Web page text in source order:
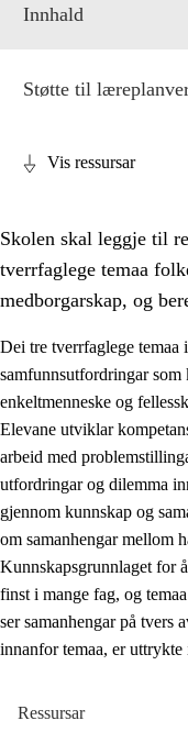
Innhald
2. Prinsipp for
Sosial læring
2.2 Kompetanse i
2.3
2.4 Å lære å lære
Tverrfaglege tema
2.5
2.5.2
Støtte til
Vis ressursar
Skolen skal leggje til
tverrfaglege temaa
medborgarskap, og
Dei tre tverrfaglege
samfunnsutfordringar som
enkeltmenneske og
Elevane utviklar
arbeid med
utfordringar og dilemma
gjennom kunnskap og
om samanhengar mellom
Kunnskapsgrunnlaget for
finst i mange fag, og
ser samanhengar på tvers
innanfor temaa, er
Ressursar